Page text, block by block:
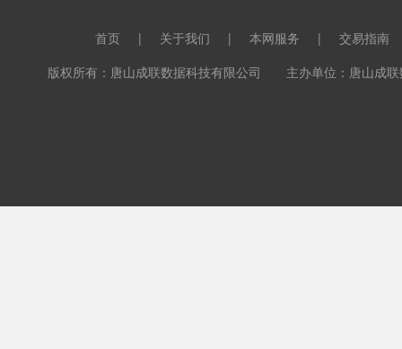
首页 | 关于我们 | 本网服务 |
交易指南
版权所有：唐山成联数据科技有限公司 主办单位：唐山成